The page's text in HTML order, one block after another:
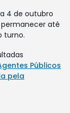
4 de outubro
até
turno.
Públicos
pela